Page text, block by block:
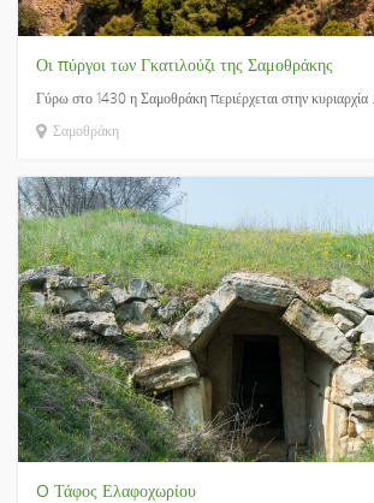
Οι πύργοι των Γκατιλούζι της Σαμοθράκης
Γύρω στο 1430 η Σαμοθράκη περιέρχεται στην κυριαρχία ...
Σαμοθράκη
O Τάφος Ελαφοχωρίου